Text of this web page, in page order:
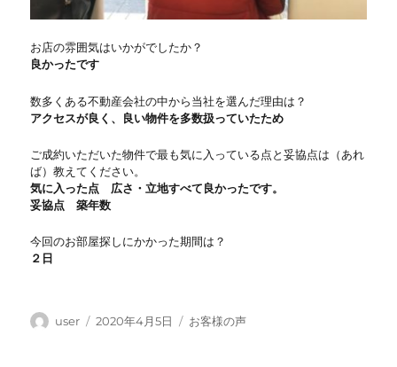
お店の雰囲気はいかがでしたか？
良かったです
数多くある不動産会社の中から当社を選んだ理由は？
アクセスが良く、良い物件を多数扱っていたため
ご成約いただいた物件で最も気に入っている点と妥協点は（あれ
ば）教えてください。
気に入った点 広さ・立地すべて良かったです。
妥協点 築年数
今回のお部屋探しにかかった期間は？
２日
投
user
投
2020年4月5日
カ
お客様の声